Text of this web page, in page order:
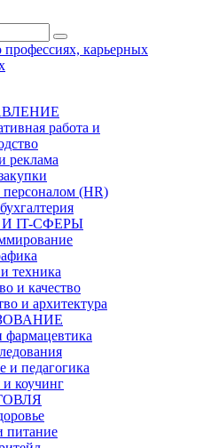
работа и
реклама
(HR)
IT-СФЕРЫ
техника
и качество
и архитектура
и педагогика
коучинг
питание